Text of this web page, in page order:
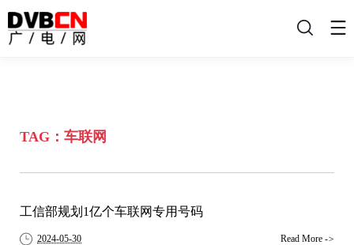
搜
TAG：车联网
工信部规划1亿个车联网专用号码
2024-05-30 Read More ->